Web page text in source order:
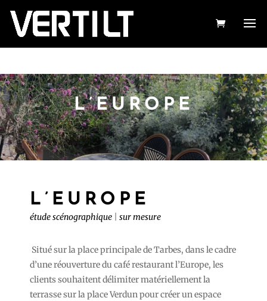
L’EUROPE
L’EUROPE
étude scénographique sur mesure
Situé sur la place principale de Tarbes, dans le cadre
d’une réouverture du café restaurant l’Europe, les
clients souhaitent délimiter matériellement la
terrasse sur la place Verdun pour créer un espace